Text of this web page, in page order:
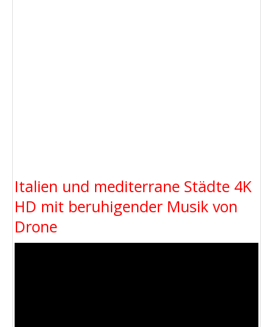
Italien und mediterrane Städte 4K
HD mit beruhigender Musik von
Drone